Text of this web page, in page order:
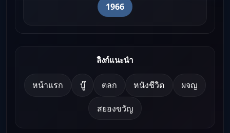
1966
ลิงก์แนะนำ
หน้าแรก บู๊ ตลก หนังชีวิต ผจญ
สยองขวัญ